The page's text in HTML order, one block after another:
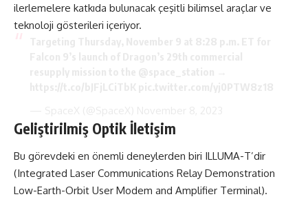
ilerlemelere katkıda bulunacak çeşitli bilimsel araçlar ve
teknoloji gösterileri içeriyor.
Geliştirilmiş Optik İletişim
Bu görevdeki en önemli deneylerden biri ILLUMA-T’dir
(Integrated Laser Communications Relay Demonstration
Low-Earth-Orbit User Modem and Amplifier Terminal).